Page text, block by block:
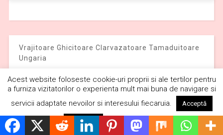
Vrajitoare Ghicitoare Clarvazatoare Tamaduitoare
Ungaria
Vrajitoare Ghicitoare Clarvazatoare Tamaduitoare
Federatia Rusa
Acest website foloseste cookie-uri proprii si ale tertilor pentru
a furniza vizitatorilor o experienta mult mai buna de navigare si
servicii adaptate nevoilor si interesului fiecaruia.
Acceptă
Respinge Citește mai mult